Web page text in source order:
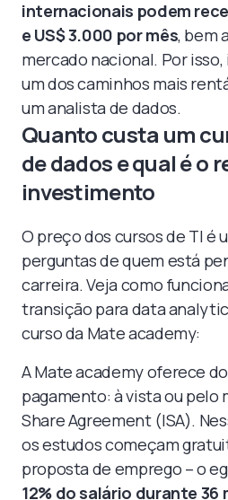
internacionais podem
e US$ 3.000 por mês, bem
mercado nacional. Por
um dos caminhos mais
um analista de dados.
Quanto custa um
de dados e qual é o
investimento
O preço dos cursos de TI é
perguntas de quem está
carreira. Veja como
transição para data
curso da Mate academy:
A Mate academy oferece
pagamento: à vista ou pelo
Share Agreement (ISA).
os estudos começam
proposta de emprego – o
12% do salário durante 36